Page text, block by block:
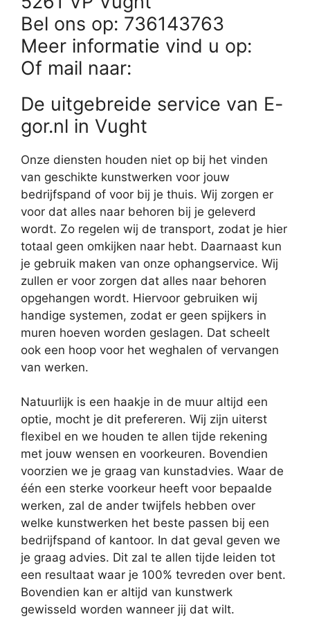
Bel ons op: 736143763
Meer informatie vind u op:
Of mail naar:
De uitgebreide service van E-
gor.nl in Vught
Onze diensten houden niet op bij het vinden
van geschikte kunstwerken voor jouw
bedrijfspand of voor bij je thuis. Wij zorgen er
voor dat alles naar behoren bij je geleverd
wordt. Zo regelen wij de transport, zodat je hier
totaal geen omkijken naar hebt. Daarnaast kun
je gebruik maken van onze ophangservice. Wij
zullen er voor zorgen dat alles naar behoren
opgehangen wordt. Hiervoor gebruiken wij
handige systemen, zodat er geen spijkers in
muren hoeven worden geslagen. Dat scheelt
ook een hoop voor het weghalen of vervangen
van werken.
Natuurlijk is een haakje in de muur altijd een
optie, mocht je dit prefereren. Wij zijn uiterst
flexibel en we houden te allen tijde rekening
met jouw wensen en voorkeuren. Bovendien
voorzien we je graag van kunstadvies. Waar de
één een sterke voorkeur heeft voor bepaalde
werken, zal de ander twijfels hebben over
welke kunstwerken het beste passen bij een
bedrijfspand of kantoor. In dat geval geven we
je graag advies. Dit zal te allen tijde leiden tot
een resultaat waar je 100% tevreden over bent.
Bovendien kan er altijd van kunstwerk
gewisseld worden wanneer jij dat wilt.